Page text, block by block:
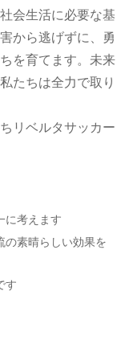
会生活に必要な基
から逃げずに、勇
を育てます。未来
たちは全力で取り
リベルタサッカー
に考えます
の素晴らしい効果を
す